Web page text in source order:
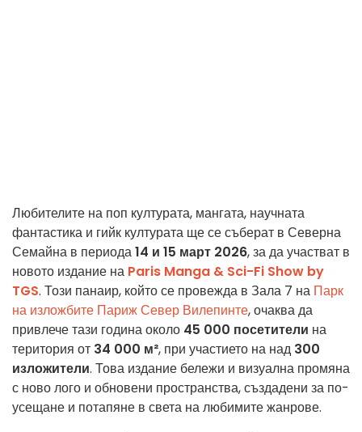
Любителите на поп културата, мангата, научната
фантастика и гийк културата ще се съберат в Северна
Семайна в периода14 и 15 март 2026, за да участват в
новото издание на Paris Manga & Sci-Fi Show by
TGS. Този панаир, който се провежда в Зала 7 на Парк
на изложбите Париж Север Вилепинте, очаква да
привлече тази година около 45 000 посетители на
територия от 34 000 м², при участието на над 300
изложители. Това издание бележи и визуална промяна
с ново лого и обновени пространства, създадени за по-
усещане и потапяне в света на любимите жанрове.